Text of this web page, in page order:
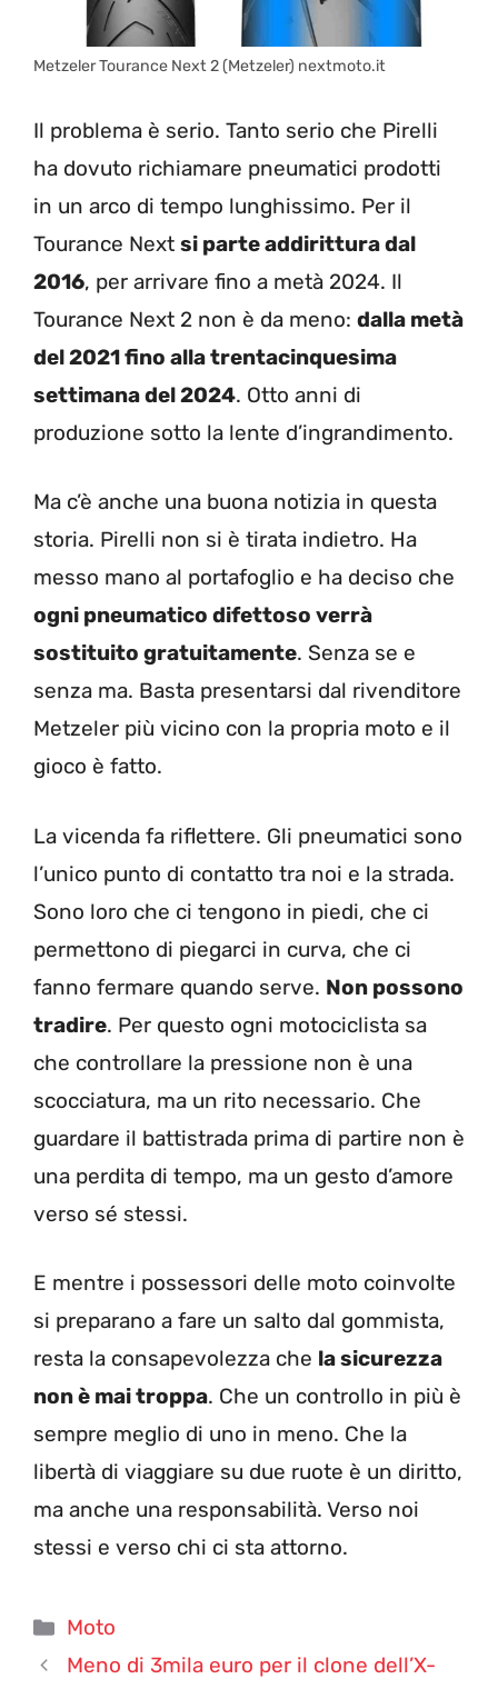
Metzeler Tourance Next 2 (Metzeler) nextmoto.it
Il problema è serio. Tanto serio che Pirelli
ha dovuto richiamare pneumatici prodotti
in un arco di tempo lunghissimo. Per il
Tourance Next si parte addirittura dal
2016, per arrivare fino a metà 2024. Il
Tourance Next 2 non è da meno: dalla metà
del 2021 fino alla trentacinquesima
settimana del 2024. Otto anni di
produzione sotto la lente d’ingrandimento.
Ma c’è anche una buona notizia in questa
storia. Pirelli non si è tirata indietro. Ha
messo mano al portafoglio e ha deciso che
ogni pneumatico difettoso verrà
sostituito gratuitamente. Senza se e
senza ma. Basta presentarsi dal rivenditore
Metzeler più vicino con la propria moto e il
gioco è fatto.
La vicenda fa riflettere. Gli pneumatici sono
l’unico punto di contatto tra noi e la strada.
Sono loro che ci tengono in piedi, che ci
permettono di piegarci in curva, che ci
fanno fermare quando serve. Non possono
tradire. Per questo ogni motociclista sa
che controllare la pressione non è una
scocciatura, ma un rito necessario. Che
guardare il battistrada prima di partire non è
una perdita di tempo, ma un gesto d’amore
verso sé stessi.
E mentre i possessori delle moto coinvolte
si preparano a fare un salto dal gommista,
resta la consapevolezza che la sicurezza
non è mai troppa. Che un controllo in più è
sempre meglio di uno in meno. Che la
libertà di viaggiare su due ruote è un diritto,
ma anche una responsabilità. Verso noi
stessi e verso chi ci sta attorno.
Categorie
Moto
Meno di 3mila euro per il clone dell’X-